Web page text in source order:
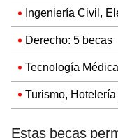
Ingeniería Civil,
Derecho: 5 becas
Tecnología
Turismo,
Estas becas